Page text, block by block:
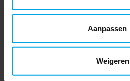
Aanpassen
Weigeren
KK
Kathrine K
Vertaald uit het Noors